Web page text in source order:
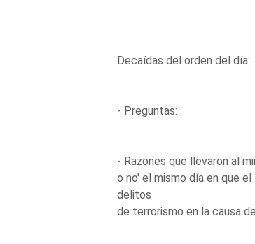
Decaídas del orden del día:
- Preguntas:
- Razones que llevaron al
o no' el mismo día en que
delitos
de terrorismo en la causa